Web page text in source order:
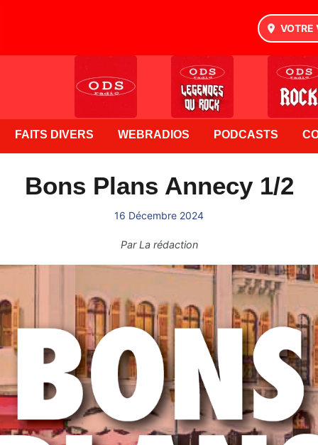
VOTRE
FAITS DIVERS WEBRADIOS PODCASTS
Bons Plans Annecy 1/2
16 Décembre 2024
ParLa rédaction